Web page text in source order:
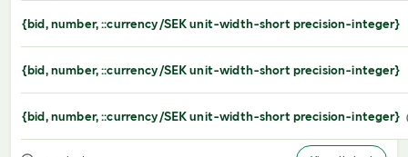
{bid, number, ::currency/SEK unit-width-short precision-integer}
{bid, number, ::currency/SEK unit-width-short precision-integer}
{bid, number, ::currency/SEK unit-width-short precision-integer}